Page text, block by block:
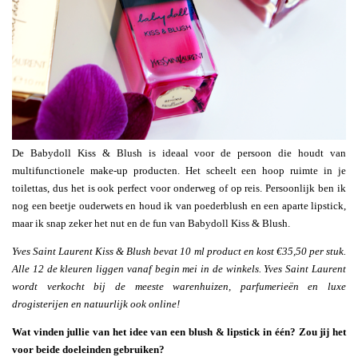
De Babydoll Kiss & Blush is ideaal voor de persoon die houdt van
multifunctionele make-up producten. Het scheelt een hoop ruimte in je
toilettas, dus het is ook perfect voor onderweg of op reis. Persoonlijk ben ik
nog een beetje ouderwets en houd ik van poederblush en een aparte lipstick,
maar ik snap zeker het nut en de fun van Babydoll Kiss & Blush.
Yves Saint Laurent Kiss & Blush bevat 10 ml product en kost €35,50 per stuk.
Alle 12 de kleuren liggen vanaf begin mei in de winkels. Yves Saint Laurent
wordt verkocht bij de meeste warenhuizen, parfumerieën en luxe
drogisterijen en natuurlijk ook online!
Wat vinden jullie van het idee van een blush & lipstick in één? Zou jij het
voor beide doeleinden gebruiken?